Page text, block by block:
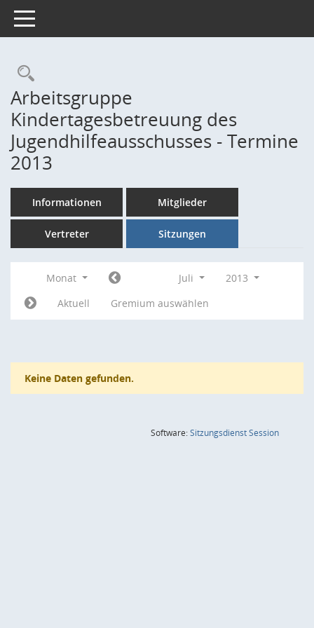
Toggle navigation
Rechercheauswahl
Arbeitsgruppe
Kindertagesbetreuung des
Jugendhilfeausschusses - Termine
2013
Informationen Mitglieder
Vertreter Sitzungen
Monat Juli
2013
Aktuell
Gremium auswählen
Keine Daten gefunden.
Software:SitzungsdienstSession(Wird in